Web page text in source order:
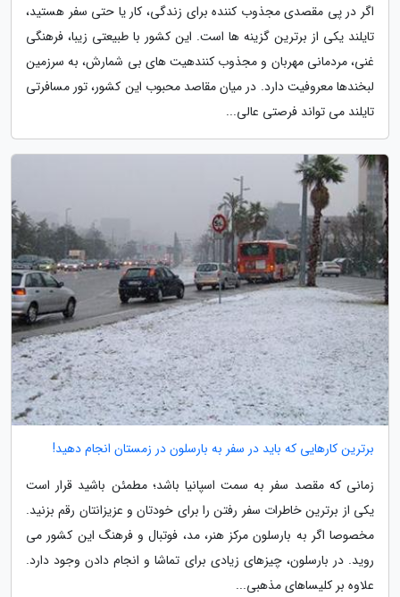
اگر در پی مقصدی مجذوب کننده برای زندگی، کار یا حتی سفر هستید،
تایلند یکی از برترین گزینه ها است. این کشور با طبیعتی زیبا، فرهنگی
غنی، مردمانی مهربان و مجذوب کنندهیت های بی شمارش، به سرزمین
لبخندها معروفیت دارد. در میان مقاصد محبوب این کشور، تور مسافرتی
تایلند می تواند فرصتی عالی...
برترین کارهایی که باید در سفر به بارسلون در زمستان انجام دهید!
زمانی که مقصد سفر به سمت اسپانیا باشد؛ مطمئن باشید قرار است
یکی از برترین خاطرات سفر رفتن را برای خودتان و عزیزانتان رقم بزنید.
مخصوصا اگر به بارسلون مرکز هنر، مد، فوتبال و فرهنگ این کشور می
روید. در بارسلون، چیزهای زیادی برای تماشا و انجام دادن وجود دارد.
علاوه بر کلیساهای مذهبی...